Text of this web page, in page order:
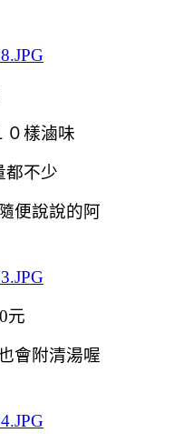
０樣滷味
都不少
便說說的阿
元
會附清湯喔